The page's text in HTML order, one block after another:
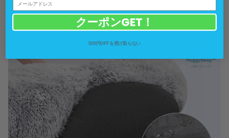
さらに、耐水ライナーを採用しているため、万が一の粗相にも対
応。
クーポンGET！
500円OFFを受け取らない